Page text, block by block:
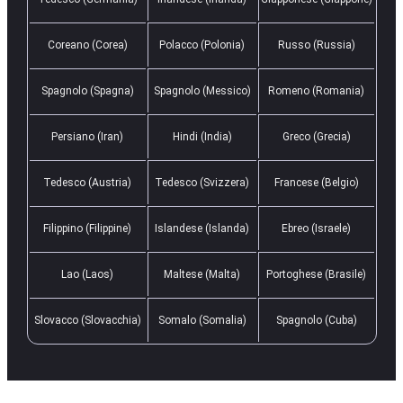
Coreano (Corea) Polacco (Polonia) Russo (Russia)
Spagnolo (Spagna) Spagnolo (Messico) Romeno (Romania)
Persiano (Iran) Hindi (India) Greco (Grecia)
Tedesco (Austria) Tedesco (Svizzera) Francese (Belgio)
Filippino (Filippine) Islandese (Islanda) Ebreo (Israele)
Lao (Laos) Maltese (Malta) Portoghese (Brasile)
Slovacco (Slovacchia) Somalo (Somalia) Spagnolo (Cuba)